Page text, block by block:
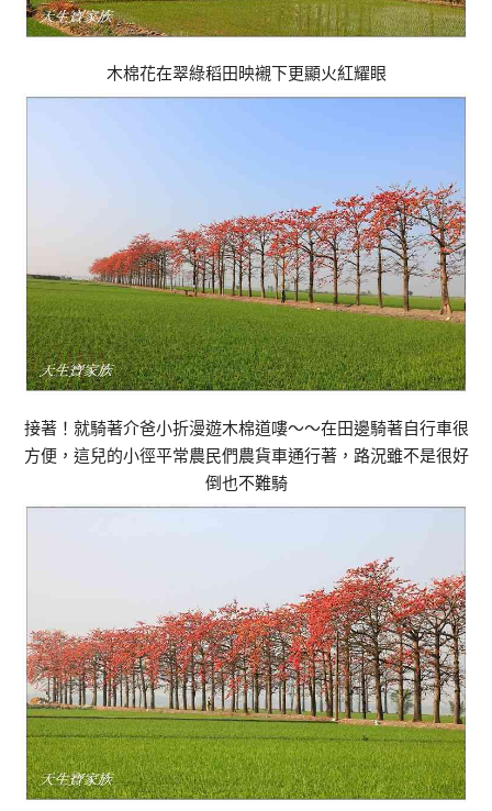
木棉花在翠綠稻田映襯下更顯火紅耀眼
接著！就騎著介爸小折漫遊木棉道嘍～～在田邊騎著自行車很
方便，這兒的小徑平常農民們農貨車通行著，路況雖不是很好
倒也不難騎